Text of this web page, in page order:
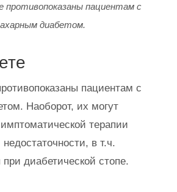
противопоказаны пациентам с
диабетом.
пациентам с
Наоборот, их могут
терапии
в т.ч.
диабетической стопе.